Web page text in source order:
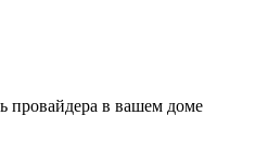
провайдера в вашем доме